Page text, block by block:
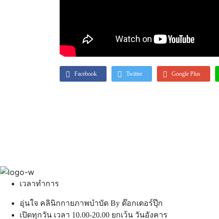
Facebook Twitter Google Plus
เวลาทำการ
อุ่นใจ คลินิกกายภาพบำบัด By ด๊อกเตอร์ปุ๊ก
เปิดทุกวัน เวลา 10.00-20.00 ยกเว้น วันอังคาร​